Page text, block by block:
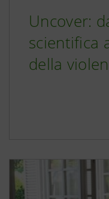
Uncover:
scientifica
della